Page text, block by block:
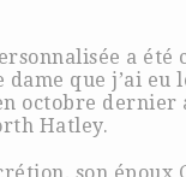
a été
dame que j’ai eu
octobre dernier
Hatley.
son époux